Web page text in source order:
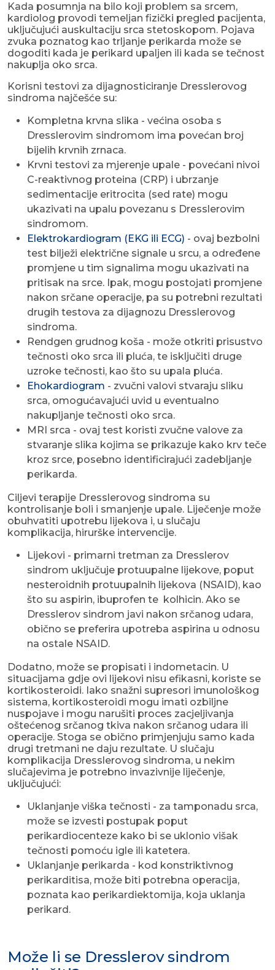
Kada posumnja na bilo koji problem sa srcem,
kardiolog provodi temeljan fizički pregled pacijenta,
uključujući auskultaciju srca stetoskopom. Pojava
zvuka poznatog kao trljanje perikarda može se
dogoditi kada je perikard upaljen ili kada se tečnost
nakuplja oko srca.
Korisni testovi za dijagnosticiranje Dresslerovog
sindroma najčešće su:
Kompletna krvna slika - većina osoba s
Dresslerovim sindromom ima povećan broj
bijelih krvnih zrnaca.
Krvni testovi za mjerenje upale - povećani nivoi
C-reaktivnog proteina (CRP) i ubrzanje
sedimentacije eritrocita (sed rate) mogu
ukazivati na upalu povezanu s Dresslerovim
sindromom.
Elektrokardiogram (EKG ili ECG) - ovaj bezbolni
test bilježi električne signale u srcu, a određene
promjene u tim signalima mogu ukazivati na
pritisak na srce. Ipak, mogu postojati promjene
nakon srčane operacije, pa su potrebni rezultati
drugih testova za dijagnozu Dresslerovog
sindroma.
Rendgen grudnog koša - može otkriti prisustvo
tečnosti oko srca ili pluća, te isključiti druge
uzroke tečnosti, kao što su upala pluća.
Ehokardiogram - zvučni valovi stvaraju sliku
srca, omogućavajući uvid u eventualno
nakupljanje tečnosti oko srca.
MRI srca - ovaj test koristi zvučne valove za
stvaranje slika kojima se prikazuje kako krv teče
kroz srce, posebno identificirajući zadebljanje
perikarda.
Ciljevi terapije Dresslerovog sindroma su
kontrolisanje boli i smanjenje upale. Liječenje može
obuhvatiti upotrebu lijekova i, u slučaju
komplikacija, hirurške intervencije.
Lijekovi - primarni tretman za Dresslerov
sindrom uključuje protuupalne lijekove, poput
nesteroidnih protuupalnih lijekova (NSAID), kao
što su aspirin, ibuprofen te kolhicin. Ako se
Dresslerov sindrom javi nakon srčanog udara,
obično se preferira upotreba aspirina u odnosu
na ostale NSAID.
Dodatno, može se propisati i indometacin. U
situacijama gdje ovi lijekovi nisu efikasni, koriste se
kortikosteroidi. Iako snažni supresori imunološkog
sistema, kortikosteroidi mogu imati ozbiljne
nuspojave i mogu narušiti proces zacjeljivanja
oštećenog srčanog tkiva nakon srčanog udara ili
operacije. Stoga se obično primjenjuju samo kada
drugi tretmani ne daju rezultate. U slučaju
komplikacija Dresslerovog sindroma, u nekim
slučajevima je potrebno invazivnije liječenje,
uključujući:
Uklanjanje viška tečnosti - za tamponadu srca,
može se izvesti postupak poput
perikardiocenteze kako bi se uklonio višak
tečnosti pomoću igle ili katetera.
Uklanjanje perikarda - kod konstriktivnog
perikarditisa, može biti potrebna operacija,
poznata kao perikardiektomija, koja uklanja
perikard.
Može li se Dresslerov sindrom